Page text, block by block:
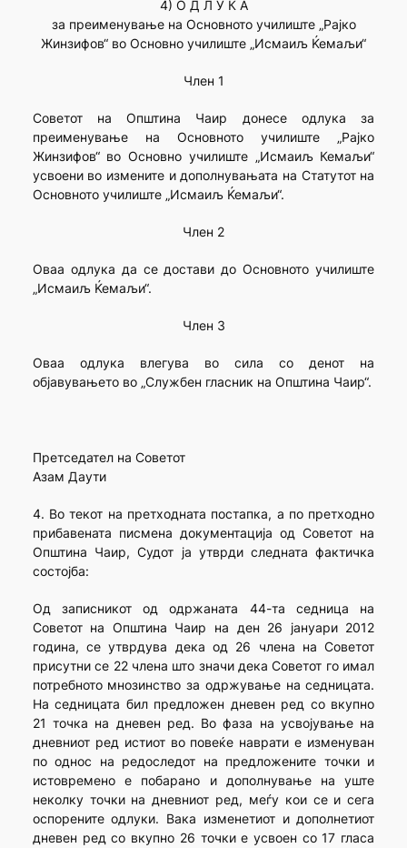
4) О Д Л У К А
за преименување на Основното училиште „Рајко
Жинзифов“ во Основно училиште „Исмаиљ Ќемаљи“
Член 1
Советот на Општина Чаир донесе одлука за
преименување на Основното училиште „Рајко
Жинзифов“ во Основно училиште „Исмаиљ Кемаљи“
усвоени во измените и дополнувањата на Статутот на
Основното училиште „Исмаиљ Ќемаљи“.
Член 2
Оваа одлука да се достави до Основното училиште
„Исмаиљ Ќемаљи“.
Член 3
Оваа одлука влегува во сила со денот на
објавувањето во „Службен гласник на Општина Чаир“.
Претседател на Советот
Азам Даути
4. Во текот на претходната постапка, а по претходно
прибавената писмена документација од Советот на
Општина Чаир, Судот ја утврди следната фактичка
состојба:
Од записникот од одржаната 44-та седница на
Советот на Општина Чаир на ден 26 јануари 2012
година, се утврдува дека од 26 члена на Советот
присутни се 22 члена што значи дека Советот го имал
потребното мнозинство за одржување на седницата.
На седницата бил предложен дневен ред со вкупно
21 точка на дневен ред. Во фаза на усвојување на
дневниот ред истиот во повеќе наврати е изменуван
по однос на редоследот на предложените точки и
истовремено е побарано и дополнување на уште
неколку точки на дневниот ред, меѓу кои се и сега
оспорените одлуки. Вака изменетиот и дополнетиот
дневен ред со вкупно 26 точки е усвоен со 17 гласа